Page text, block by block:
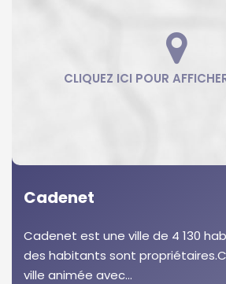
Cadenet
Cadenet est une ville de 4 130
des habitants sont
ville animée avec...